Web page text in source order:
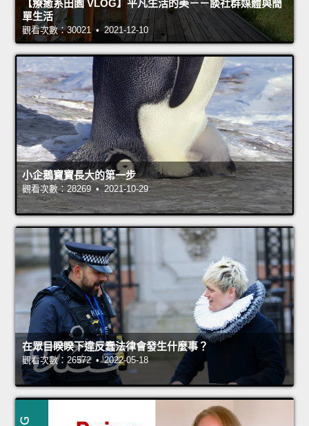
【療癒系田園 VLOG】平凡生活的美－－談社群媒體與簡
單生活
觀看次數：30021 • 2021-12-10
小企鵝寶寶長大的第一步
觀看次數：28269 • 2021-10-29
在眾目睽睽下違反蠢法律會發生什麼事？
觀看次數：26572 • 2022-05-18